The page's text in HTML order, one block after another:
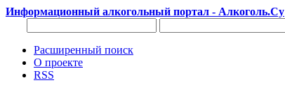
Информационный алкогольный портал - Алкоголь.Су
Расширенный поиск
О проекте
RSS